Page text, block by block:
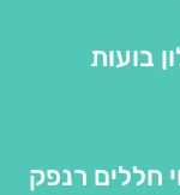
בועות
חללים רנפק